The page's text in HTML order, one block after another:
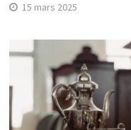
15 mars 2025